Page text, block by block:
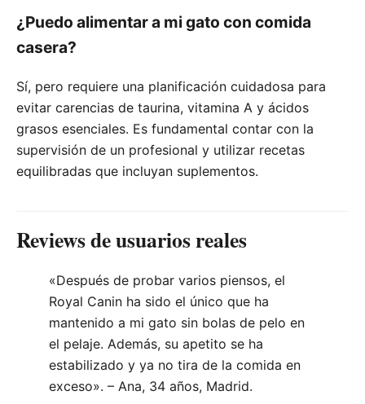
¿Puedo alimentar a mi gato con comida
casera?
Sí, pero requiere una planificación cuidadosa para
evitar carencias de taurina, vitamina A y ácidos
grasos esenciales. Es fundamental contar con la
supervisión de un profesional y utilizar recetas
equilibradas que incluyan suplementos.
Reviews de usuarios reales
«Después de probar varios piensos, el
Royal Canin ha sido el único que ha
mantenido a mi gato sin bolas de pelo en
el pelaje. Además, su apetito se ha
estabilizado y ya no tira de la comida en
exceso». – Ana, 34 años, Madrid.